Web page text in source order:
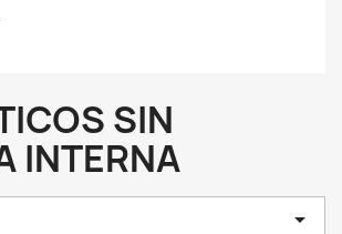
SIN
INTERNA
